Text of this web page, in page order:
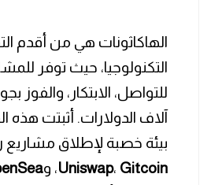
الهاكاثونات هي من أقدم
التكنولوجيا، حيث توفر
للتواصل، الابتكار، والفوز
آلاف الدولارات. أثبتت هذه
بيئة خصبة لإطلاق مشاريع
Uniswap، Gitcoin ، و